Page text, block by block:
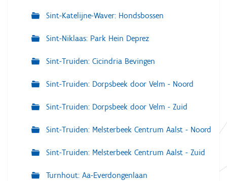
Sint-Katelijne-Waver: Hondsbossen
Sint-Niklaas: Park Hein Deprez
Sint-Truiden: Cicindria Bevingen
Sint-Truiden: Dorpsbeek door Velm - Noord
Sint-Truiden: Dorpsbeek door Velm - Zuid
Sint-Truiden: Melsterbeek Centrum Aalst - Noord
Sint-Truiden: Melsterbeek Centrum Aalst - Zuid
Turnhout: Aa-Everdongenlaan